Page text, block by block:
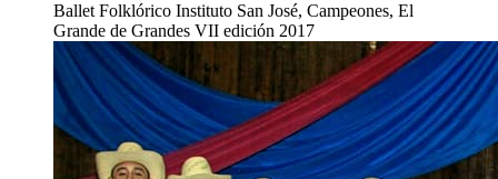
Ballet Folklórico Instituto San José, Campeones, El
Grande de Grandes VII edición 2017